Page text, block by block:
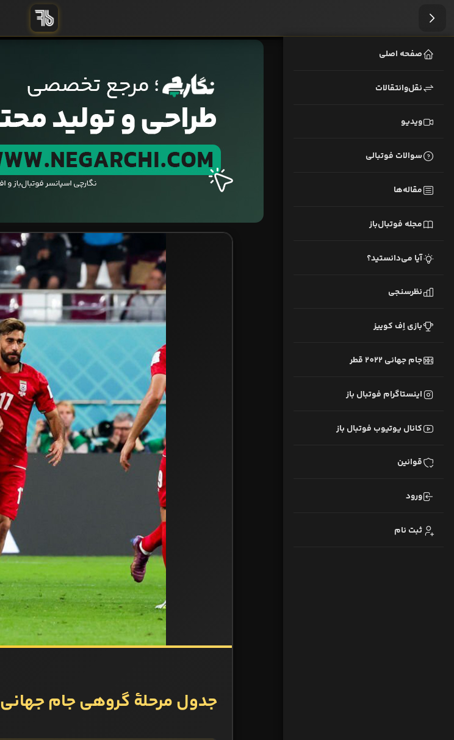
صفحه اصلی
نقل‌وانتقالات
ویدیو
سوالات فوتبالی
مقاله‌ها
مجله فوتبال‌باز
آیا می‌دانستید؟
نظرسنجی
بازی اِف کوییز
جام جهانی 2022 قطر
اینستاگرام فوتبال باز
کانال یوتیوب فوتبال باز
قوانین
ورود
ثبت نام
جدول مرحلۀ گروهی جام جهانی 2022 قطر